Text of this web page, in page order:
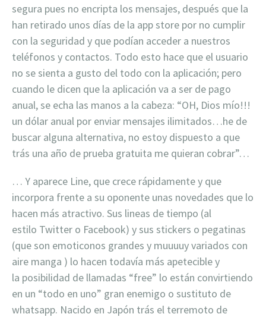
segura pues no encripta los mensajes, después que la
han retirado unos días de la app store por no cumplir
con la seguridad y que podían acceder a nuestros
teléfonos y contactos. Todo esto hace que el usuario
no se sienta a gusto del todo con la aplicación; pero
cuando le dicen que la aplicación va a ser de pago
anual, se echa las manos a la cabeza: “OH, Dios mío!!!
un dólar anual por enviar mensajes ilimitados…he de
buscar alguna alternativa, no estoy dispuesto a que
trás una año de prueba gratuita me quieran cobrar”…
… Y aparece Line, que crece rápidamente y que
incorpora frente a su oponente unas novedades que lo
hacen más atractivo. Sus lineas de tiempo (al
estilo Twitter o Facebook) y sus stickers o pegatinas
(que son emoticonos grandes y muuuuy variados con
aire manga ) lo hacen todavía más apetecible y
la posibilidad de llamadas “free” lo están convirtiendo
en un “todo en uno” gran enemigo o sustituto de
whatsapp. Nacido en Japón trás el terremoto de